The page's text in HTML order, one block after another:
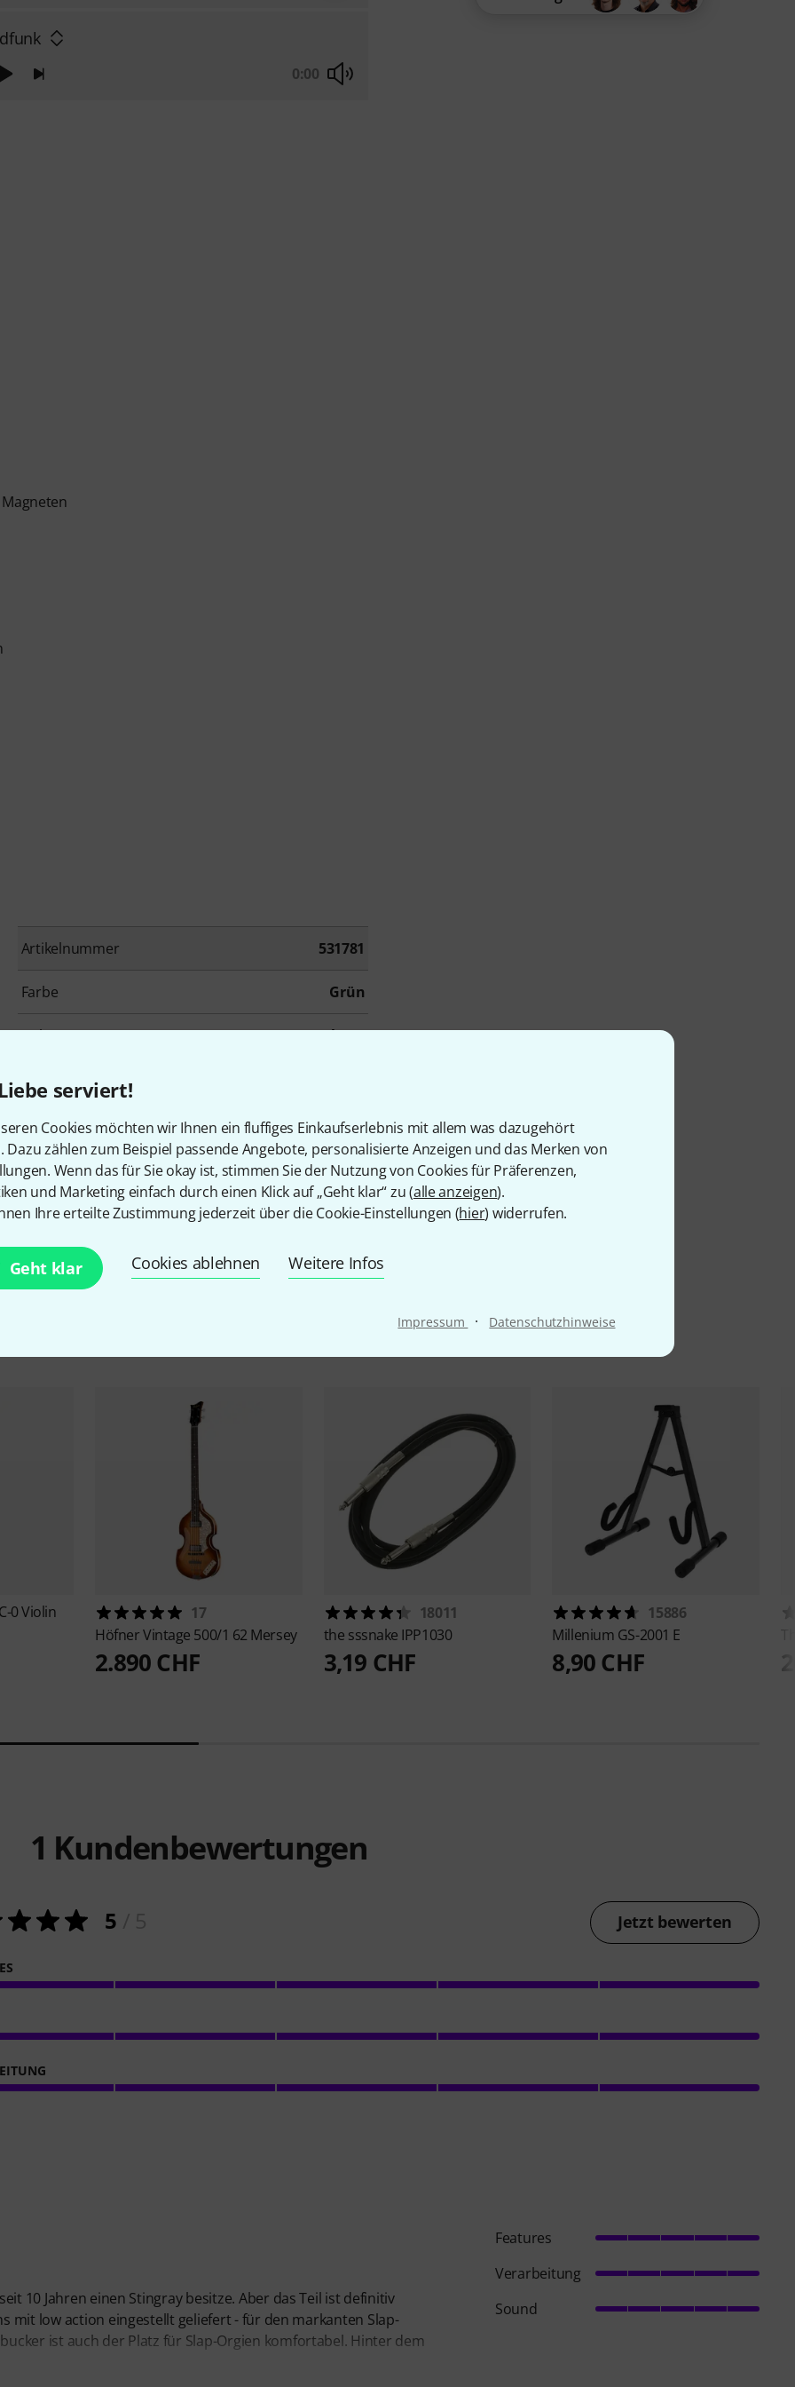
serviert!
Cookies möchten wir Ihnen ein fluffiges Einkaufserlebnis mit allem was dazugehört
Dazu zählen zum Beispiel passende Angebote, personalisierte Anzeigen und das Merken von
Wenn das für Sie okay ist, stimmen Sie der Nutzung von Cookies für Präferenzen,
und Marketing einfach durch einen Klick auf „Geht klar“ zu (alle anzeigen).
Ihre erteilte Zustimmung jederzeit über die Cookie-Einstellungen (hier) widerrufen.
Geht klar Cookies ablehnen Weitere Infos
Impressum · Datenschutzhinweise
0:00
Artikelnummer 531781
Farbe Grün
Hals Ahorn
Bünde
Tonabnehmerbestückung H
Inkl. Koffer Nein
Zubehör & passende Artikel
0 Violin
17
HöfnerVintage 500/1 62 Mersey
2.890 CHF
18011
the sssnake IPP1030
3,19 CHF
15886
Millenium GS-2001 E
8,90 CHF
1 Kundenbewertungen
5 Jetzt bewerten
10 Jahren einen Stingray besitze. Aber das Teil ist definitiv
mit low action eingestellt geliefert - für den markanten Slap-
ist auch der Platz für Slap-Orgien komfortabel. Hinter dem
Features
Verarbeitung
Sound